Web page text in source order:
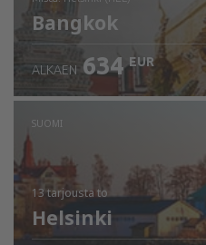
Bangkok
Tarkista tiedot
ALKAEN 634 EUR
SUOMI
13 tarjousta to
Helsinki